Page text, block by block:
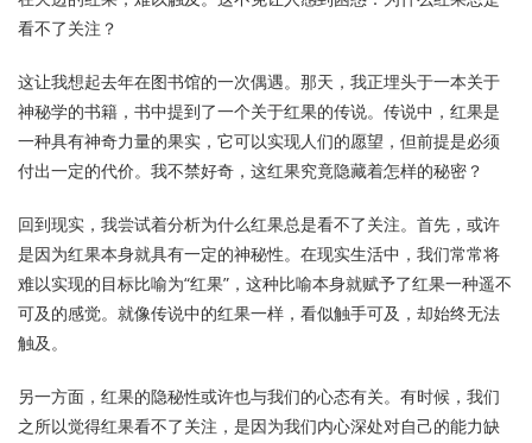
看不了关注？
这让我想起去年在图书馆的一次偶遇。那天，我正埋头于一本关于
神秘学的书籍，书中提到了一个关于红果的传说。传说中，红果是
一种具有神奇力量的果实，它可以实现人们的愿望，但前提是必须
付出一定的代价。我不禁好奇，这红果究竟隐藏着怎样的秘密？
回到现实，我尝试着分析为什么红果总是看不了关注。首先，或许
是因为红果本身就具有一定的神秘性。在现实生活中，我们常常将
难以实现的目标比喻为“红果”，这种比喻本身就赋予了红果一种遥不
可及的感觉。就像传说中的红果一样，看似触手可及，却始终无法
触及。
另一方面，红果的隐秘性或许也与我们的心态有关。有时候，我们
之所以觉得红果看不了关注，是因为我们内心深处对自己的能力缺